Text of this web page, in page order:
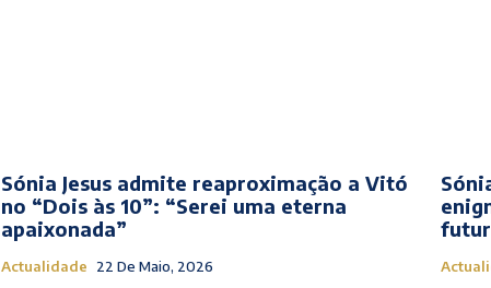
Sónia Jesus admite reaproximação a Vitó
no “Dois às 10”: “Serei uma eterna
apaixonada”
Actualidade 22 De Maio, 2026